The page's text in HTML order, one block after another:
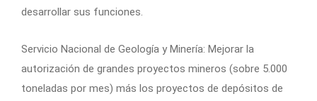
desarrollar sus funciones.
Servicio Nacional de Geología y Minería: Mejorar la
autorización de grandes proyectos mineros (sobre 5.000
toneladas por mes) más los proyectos de depósitos de